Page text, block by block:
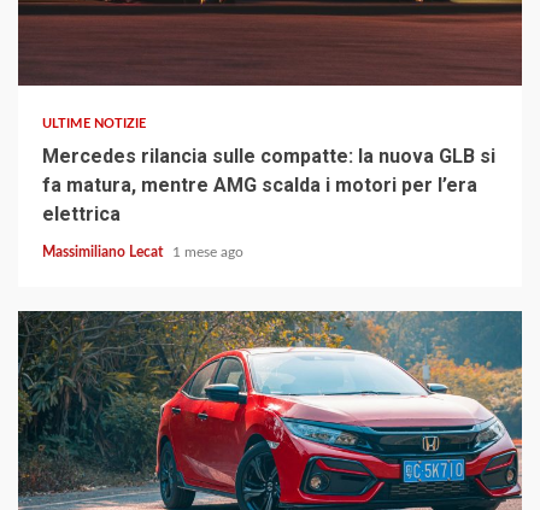
ULTIME NOTIZIE
Mercedes rilancia sulle compatte: la nuova GLB si
fa matura, mentre AMG scalda i motori per l’era
elettrica
Massimiliano Lecat 1 mese ago